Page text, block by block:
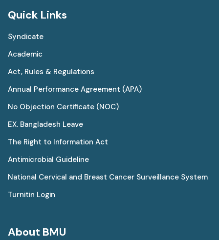
Quick Links
Syndicate
Academic
Act, Rules & Regulations
Annual Performance Agreement (APA)
No Objection Certificate (NOC)
EX. Bangladesh Leave
The Right to Information Act
Antimicrobial Guideline
National Cervical and Breast Cancer Surveillance System
Turnitin Login
About BMU